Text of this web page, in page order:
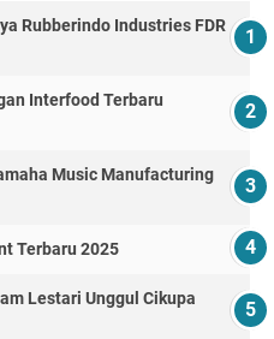
Rubberindo Industries FDR
Interfood Terbaru
Music Manufacturing
Terbaru 2025
Lestari Unggul Cikupa